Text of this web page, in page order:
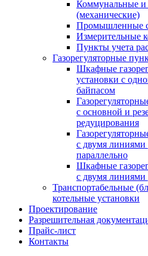
Коммунальные и
(механические)
Промышленные
Измерительные
Пункты учета
Газорегуляторные
Шкафные
установки c
байпасом
с основной и
редуцирования
с двумя линиями
параллельно
Шкафные
c двумя линиями
Транспортабельные
котельные установки
Проектирование
Разрешительная
Прайс-лист
Контакты